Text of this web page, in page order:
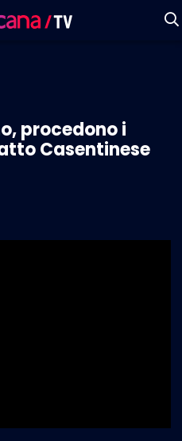
procedono i
Casentinese